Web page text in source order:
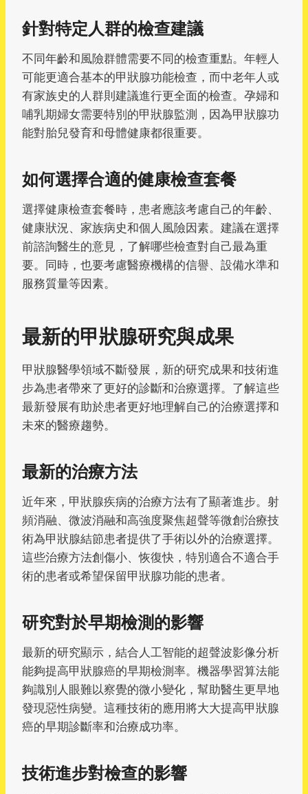
針對特定人群的檢查建議
不同年齡和風險群體需要不同的檢查重點。年輕人
可能更適合基本的甲狀腺功能檢查，而中老年人或
有家族史的人群則建議進行更全面的檢查。孕婦和
哺乳期婦女需要特別的甲狀腺監測，因為甲狀腺功
能對胎兒發育和母體健康都很重要。
如何選擇合適的健康檢查套餐
選擇健康檢查套餐時，患者應該考慮自己的年齡、
健康狀況、家族病史和個人風險因素。建議在選擇
前諮詢醫生的意見，了解哪些檢查對自己最為重
要。同時，也要考慮醫療機構的信譽、設備水準和
服務質量等因素。
最新的甲狀腺研究與成果
甲狀腺醫學領域不斷發展，新的研究成果和技術進
步為患者帶來了更好的診斷和治療選擇。了解這些
最新發展有助於患者更好地理解自己的治療選擇和
未來的醫療趨勢。
最新的治療方法
近年來，甲狀腺疾病的治療方法有了顯著進步。射
頻消融、微波消融和高強度聚焦超聲等微創治療技
術為甲狀腺結節患者提供了手術以外的治療選擇。
這些治療方法創傷小、恢復快，特別適合不適合手
術的患者或希望保留甲狀腺功能的患者。
研究對於早期檢測的影響
最新的研究顯示，結合人工智能的超聲波影像分析
能夠提高甲狀腺癌的早期檢測率。機器學習算法能
夠識別人眼難以察覺的微小變化，幫助醫生更早地
發現惡性病變。這種技術的應用將大大提高甲狀腺
癌的早期診斷率和治療成功率。
技術進步對檢查的影響